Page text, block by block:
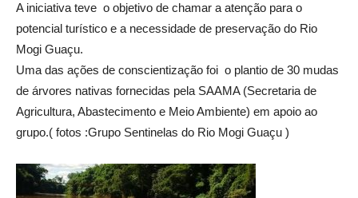
A iniciativa teve o objetivo de chamar a atenção para o
potencial turístico e a necessidade de preservação do Rio
Mogi Guaçu.
Uma das ações de conscientização foi o plantio de 30 mudas
de árvores nativas fornecidas pela SAAMA (Secretaria de
Agricultura, Abastecimento e Meio Ambiente) em apoio ao
grupo.( fotos :Grupo Sentinelas do Rio Mogi Guaçu )